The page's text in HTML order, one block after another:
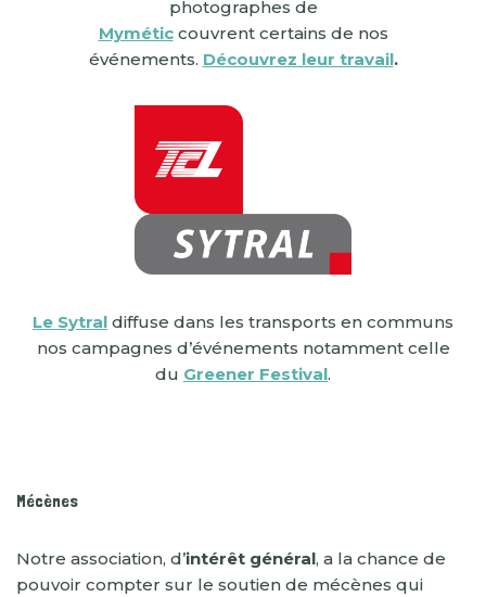
photographes de
Myméticcouvrent certains de nos
événements. Découvrez leur travail.
Le Sytral diffuse dans les transports en communs
nos campagnes d’événements notamment celle
du Greener Festival.
Mécènes
Notre association, d’intérêt général, a la chance de
pouvoir compter sur le soutien de mécènes qui